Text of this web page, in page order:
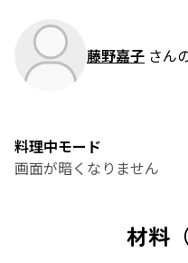
藤野嘉子 さん
料理中モード
画面が暗くなりません
材料